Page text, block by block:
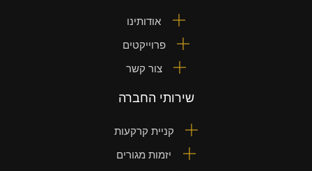
אודותינו
פרוייקטים
צור קשר
שירותי החברה
קניית קרקעות
יזמות מגורים